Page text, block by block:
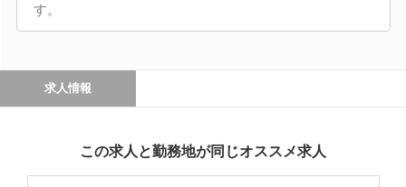
す。
求人情報
この求人と勤務地が同じオススメ求人